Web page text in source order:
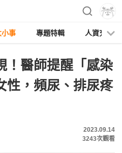
小事 專題特輯 人資充電
！醫師提醒「感染
性，頻尿、排尿疼
2023.09.14
3243次觀看